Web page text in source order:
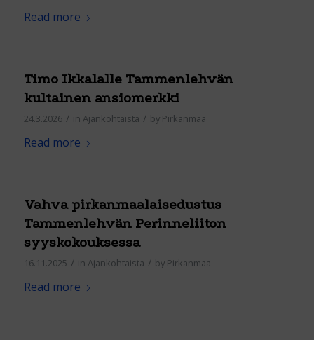
Read more
Timo Ikkalalle Tammenlehvän
kultainen ansiomerkki
24.3.2026 / in Ajankohtaista / by Pirkanmaa
Read more
Vahva pirkanmaalaisedustus
Tammenlehvän Perinneliiton
syyskokouksessa
16.11.2025 / in Ajankohtaista / by Pirkanmaa
Read more